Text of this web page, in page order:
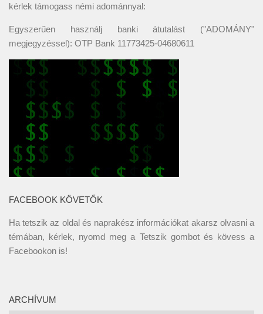
kérlek támogass némi adománnyal:
Egyszerűen használj banki átutalást ("ADOMÁNY"
megjegyzéssel): OTP Bank 11773425-04680611
FACEBOOK KÖVETŐK
Ha tetszik az oldal és naprakész információkat akarsz olvasni a
témában, kérlek, nyomd meg a Tetszik gombot és kövess a
Facebookon is!
ARCHÍVUM